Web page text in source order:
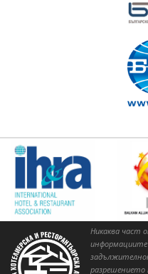
Никаква част
информациите
разрешението